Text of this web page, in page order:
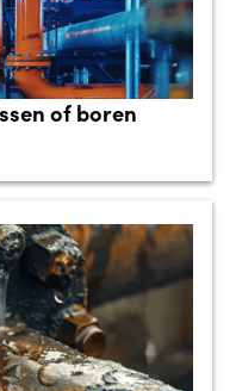
of boren